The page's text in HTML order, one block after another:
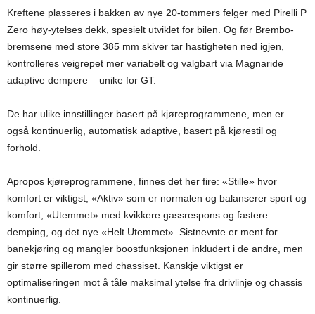
Kreftene plasseres i bakken av nye 20-tommers felger med Pirelli P
Zero høy-ytelses dekk, spesielt utviklet for bilen. Og før Brembo-
bremsene med store 385 mm skiver tar hastigheten ned igjen,
kontrolleres veigrepet mer variabelt og valgbart via Magnaride
adaptive dempere – unike for GT.
De har ulike innstillinger basert på kjøreprogrammene, men er
også kontinuerlig, automatisk adaptive, basert på kjørestil og
forhold.
Apropos kjøreprogrammene, finnes det her fire: «Stille» hvor
komfort er viktigst, «Aktiv» som er normalen og balanserer sport og
komfort, «Utemmet» med kvikkere gassrespons og fastere
demping, og det nye «Helt Utemmet». Sistnevnte er ment for
banekjøring og mangler boostfunksjonen inkludert i de andre, men
gir større spillerom med chassiset. Kanskje viktigst er
optimaliseringen mot å tåle maksimal ytelse fra drivlinje og chassis
kontinuerlig.